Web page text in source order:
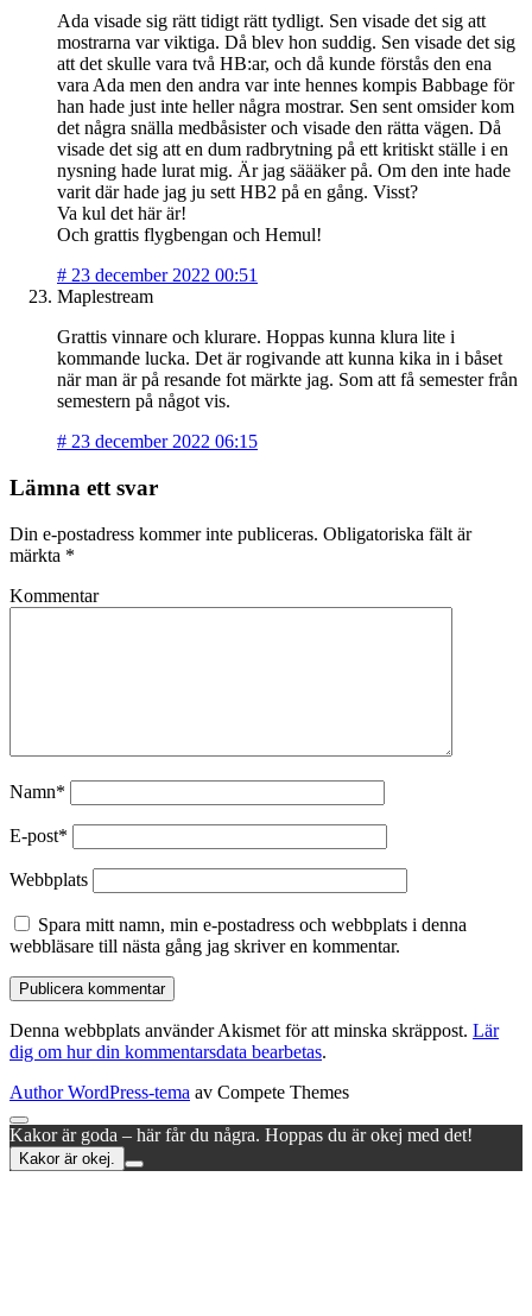
Ada visade sig rätt tidigt rätt tydligt. Sen visade det sig att
mostrarna var viktiga. Då blev hon suddig. Sen visade det sig
att det skulle vara två HB:ar, och då kunde förstås den ena
vara Ada men den andra var inte hennes kompis Babbage för
han hade just inte heller några mostrar. Sen sent omsider kom
det några snälla medbåsister och visade den rätta vägen. Då
visade det sig att en dum radbrytning på ett kritiskt ställe i en
nysning hade lurat mig. Är jag säääker på. Om den inte hade
varit där hade jag ju sett HB2 på en gång. Visst?
Va kul det här är!
Och grattis flygbengan och Hemul!
# 23 december 2022 00:51
Maplestream
Grattis vinnare och klurare. Hoppas kunna klura lite i
kommande lucka. Det är rogivande att kunna kika in i båset
när man är på resande fot märkte jag. Som att få semester från
semestern på något vis.
# 23 december 2022 06:15
Lämna ett svar
Din e-postadress kommer inte publiceras. Obligatoriska fält är
märkta *
Kommentar
Namn*
E-post*
Webbplats
Spara mitt namn, min e-postadress och webbplats i denna
webbläsare till nästa gång jag skriver en kommentar.
Denna webbplats använder Akismet för att minska skräppost. Lär
dig om hur din kommentarsdata bearbetas.
Author WordPress-tema av Compete Themes
Rulla
till
toppen
Kakor är goda – här får du några. Hoppas du är okej med det!
Kakor är okej.